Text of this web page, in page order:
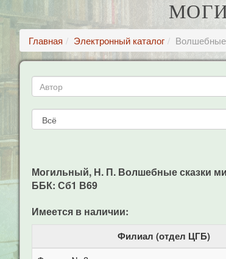
Главная Электронный каталог Волшебные
Могильный, Н. П. Волшебные сказки
ББК: Сб1 В69
Имеется в наличии:
Филиал (отдел ЦГБ)